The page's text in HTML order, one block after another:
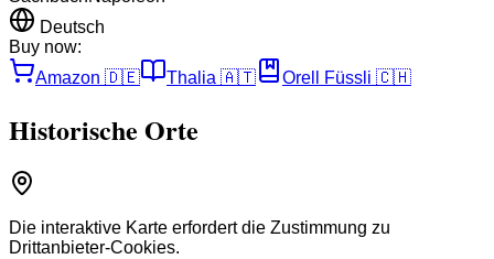
Deutsch
Buy now:
Amazon 🇩🇪 Thalia 🇦🇹 Orell Füssli 🇨🇭
Historische Orte
Die interaktive Karte erfordert die Zustimmung zu
Drittanbieter-Cookies.